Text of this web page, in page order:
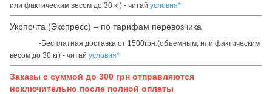
или фактическим весом до 30 кг) - читай условия*
Укрпочта (Экспресс) – по тарифам перевозчика
-Бесплатная доставка от 1500грн.(объемным, или фактическим
весом до 30 кг) - читай условия*
Заказы с суммой до 300 грн отправляются
исключительно после полной оплаты